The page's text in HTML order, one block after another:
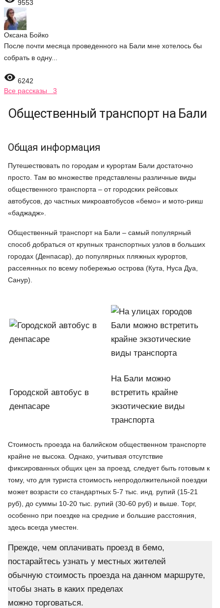
9553
Оксана Бойко
После почти месяца проведенного на Бали мне хотелось бы
собрать в одну...
 6242
Все рассказы 3
Общественный транспорт на Бали
Общая информация
Путешествовать по городам и курортам Бали достаточно
просто. Там во множестве представлены различные виды
общественного транспорта – от городских рейсовых
автобусов, до частных микроавтобусов «бемо» и мото-рикш
«баджадж».
Общественный транспорт на Бали – самый популярный
способ добраться от крупных транспортных узлов в больших
городах (Денпасар), до популярных пляжных курортов,
рассеянных по всему побережью острова (Кута, Нуса Дуа,
Санур).
Городской автобус в
денпасаре
На Бали можно
встретить крайне
экзотические виды
транспорта
Стоимость проезда на балийском общественном транспорте
крайне не высока. Однако, учитывая отсутствие
фиксированных общих цен за проезд, следует быть готовым к
тому, что для туриста стоимость непродолжительной поездки
может возрасти со стандартных 5-7 тыс. инд. рупий (15-21
руб), до суммы 10-20 тыс. рупий (30-60 руб) и выше. Торг,
особенно при поездке на средние и большие расстояния,
здесь всегда уместен.
Прежде, чем оплачивать проезд в бемо,
постарайтесь узнать у местных жителей
обычную стоимость проезда на данном маршруте,
чтобы знать в каких пределах
можно торговаться.